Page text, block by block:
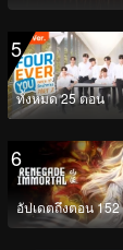
5
ทั้งหมด 25 ตอน
6
อัปเดตถึงตอน 152